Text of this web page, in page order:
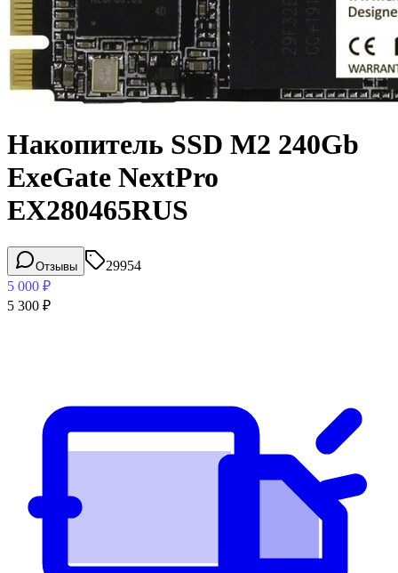
Накопитель SSD M2 240Gb
ExeGate NextPro
EX280465RUS
Отзывы
29954
5 000 ₽
5 300 ₽